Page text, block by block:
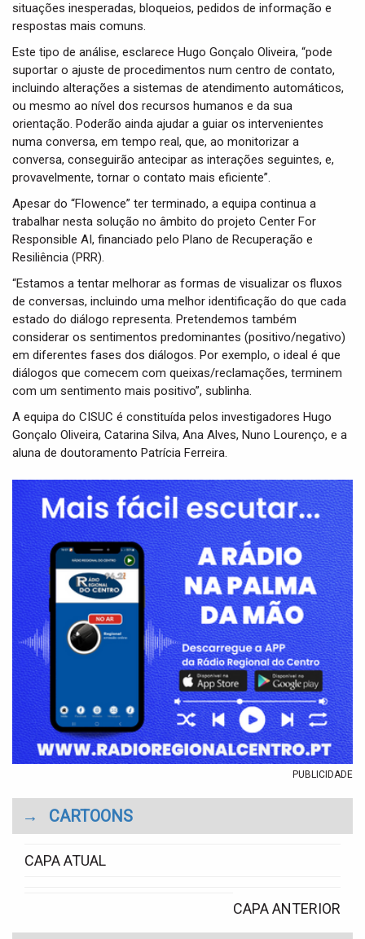
situações inesperadas, bloqueios, pedidos de informação e
respostas mais comuns.
Este tipo de análise, esclarece Hugo Gonçalo Oliveira, “pode
suportar o ajuste de procedimentos num centro de contato,
incluindo alterações a sistemas de atendimento automáticos,
ou mesmo ao nível dos recursos humanos e da sua
orientação. Poderão ainda ajudar a guiar os intervenientes
numa conversa, em tempo real, que, ao monitorizar a
conversa, conseguirão antecipar as interações seguintes, e,
provavelmente, tornar o contato mais eficiente”.
Apesar do “Flowence” ter terminado, a equipa continua a
trabalhar nesta solução no âmbito do projeto Center For
Responsible AI, financiado pelo Plano de Recuperação e
Resiliência (PRR).
“Estamos a tentar melhorar as formas de visualizar os fluxos
de conversas, incluindo uma melhor identificação do que cada
estado do diálogo representa. Pretendemos também
considerar os sentimentos predominantes (positivo/negativo)
em diferentes fases dos diálogos. Por exemplo, o ideal é que
diálogos que comecem com queixas/reclamações, terminem
com um sentimento mais positivo”, sublinha.
A equipa do CISUC é constituída pelos investigadores Hugo
Gonçalo Oliveira, Catarina Silva, Ana Alves, Nuno Lourenço, e a
aluna de doutoramento Patrícia Ferreira.
PUBLICIDADE
→ CARTOONS
CAPA ATUAL
CAPA ANTERIOR